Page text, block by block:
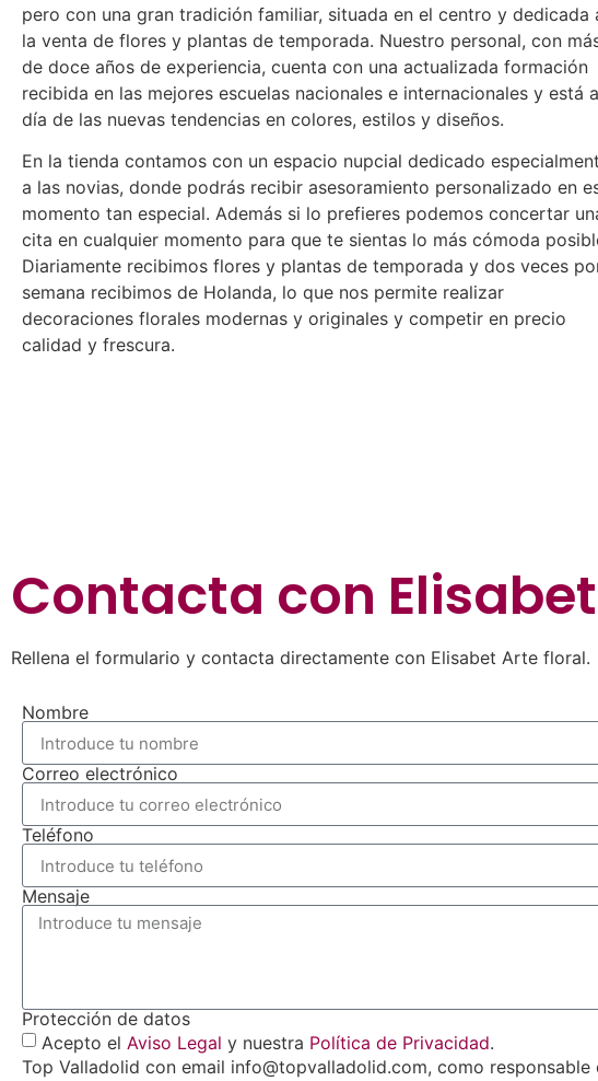
pero con una gran tradición familiar, situada en el centro y dedicada
la venta de flores y plantas de temporada. Nuestro personal, con
de doce años de experiencia, cuenta con una actualizada formación
recibida en las mejores escuelas nacionales e internacionales y está
día de las nuevas tendencias en colores, estilos y diseños.
En la tienda contamos con un espacio nupcial dedicado
a las novias, donde podrás recibir asesoramiento personalizado en
momento tan especial. Además si lo prefieres podemos concertar
cita en cualquier momento para que te sientas lo más cómoda
Diariamente recibimos flores y plantas de temporada y dos veces
semana recibimos de Holanda, lo que nos permite realizar
decoraciones florales modernas y originales y competir en precio
calidad y frescura.
Contacta con
Rellena el formulario y contacta directamente con Elisabet Arte floral.
Nombre
Correo electrónico
Teléfono
Mensaje
Protección de datos
Acepto el Aviso Legal y nuestra Política de Privacidad.
Top Valladolid con email info@topvalladolid.com, como